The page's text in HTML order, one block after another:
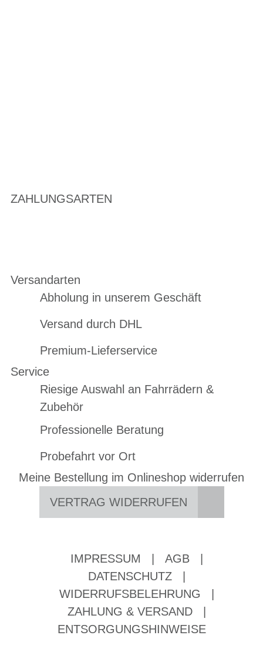
ZAHLUNGSARTEN
Versandarten
Abholung in unserem Geschäft
Versand durch DHL
Premium-Lieferservice
Service
Riesige Auswahl an Fahrrädern &
Zubehör
Professionelle Beratung
Probefahrt vor Ort
Meine Bestellung im Onlineshop widerrufen
VERTRAG WIDERRUFEN
IMPRESSUM AGB
DATENSCHUTZ
WIDERRUFSBELEHRUNG
ZAHLUNG & VERSAND
ENTSORGUNGSHINWEISE